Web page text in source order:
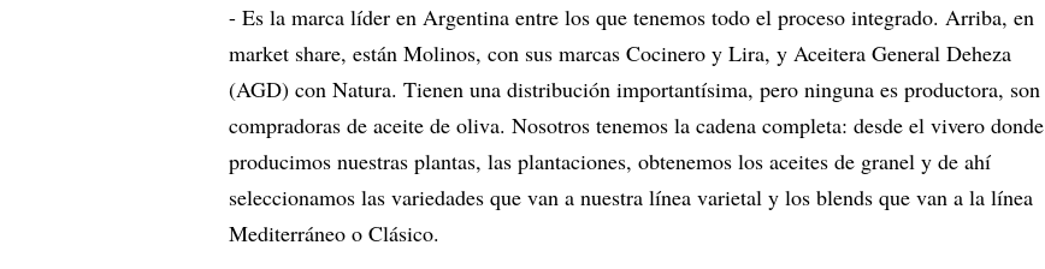
- Es la marca líder en Argentina entre los que tenemos todo el proceso integrado. Arriba, en
market share, están Molinos, con sus marcas Cocinero y Lira, y Aceitera General Deheza
(AGD) con Natura. Tienen una distribución importantísima, pero ninguna es productora, son
compradoras de aceite de oliva. Nosotros tenemos la cadena completa: desde el vivero donde
producimos nuestras plantas, las plantaciones, obtenemos los aceites de granel y de ahí
seleccionamos las variedades que van a nuestra línea varietal y los blends que van a la línea
Mediterráneo o Clásico.